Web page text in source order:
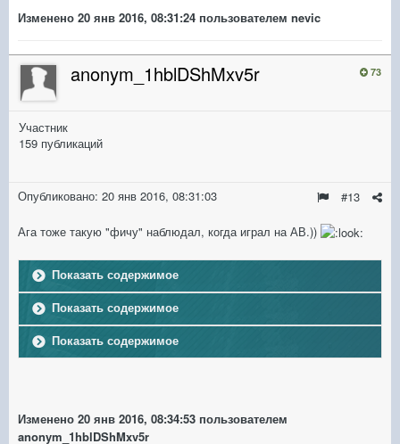
Изменено 20 янв 2016, 08:31:24 пользователем nevic
73
anonym_1hblDShMxv5r
Участник
159 публикаций
#13
Опубликовано: 20 янв 2016, 08:31:03
Ага тоже такую "фичу" наблюдал, когда играл на АВ.))
Показать содержимое
Показать содержимое
Показать содержимое
Изменено 20 янв 2016, 08:34:53 пользователем
anonym_1hblDShMxv5r